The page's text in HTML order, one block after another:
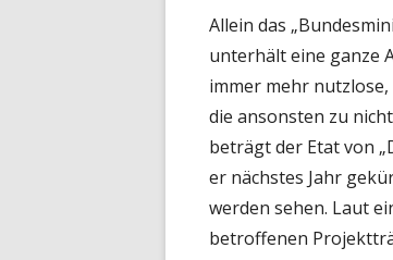
Allein das
unterhält eine ganze
immer mehr
die ansonsten zu
beträgt der Etat von
er nächstes Jahr
werden sehen. Laut
betroffenen